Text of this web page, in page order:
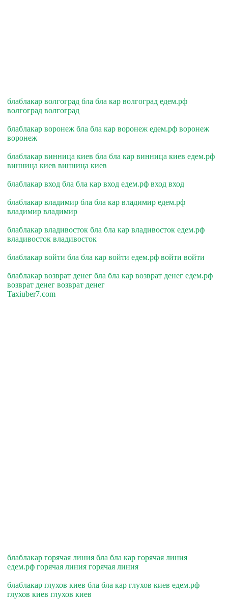
блаблакар волгоград бла бла кар волгоград едем.рф
волгоград волгоград
блаблакар воронеж бла бла кар воронеж едем.рф воронеж
воронеж
блаблакар винница киев бла бла кар винница киев едем.рф
винница киев винница киев
блаблакар вход бла бла кар вход едем.рф вход вход
блаблакар владимир бла бла кар владимир едем.рф
владимир владимир
блаблакар владивосток бла бла кар владивосток едем.рф
владивосток владивосток
блаблакар войти бла бла кар войти едем.рф войти войти
блаблакар возврат денег бла бла кар возврат денег едем.рф
возврат денег возврат денег
Taxiuber7.com
блаблакар горячая линия бла бла кар горячая линия
едем.рф горячая линия горячая линия
блаблакар глухов киев бла бла кар глухов киев едем.рф
глухов киев глухов киев